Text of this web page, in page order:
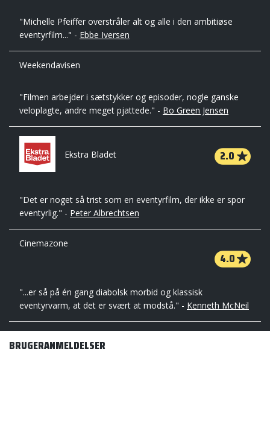
"Michelle Pfeiffer overstråler alt og alle i den ambitiøse
eventyrfilm..." - Ebbe Iversen
Weekendavisen
"Filmen arbejder i sætstykker og episoder, nogle ganske
veloplagte, andre meget pjattede." - Bo Green Jensen
Ekstra Bladet 2.0
"Det er noget så trist som en eventyrfilm, der ikke er spor
eventyrlig." - Peter Albrechtsen
Cinemazone
4.0
"...er så på én gang diabolsk morbid og klassisk
eventyrvarm, at det er svært at modstå." - Kenneth McNeil
BRUGERANMELDELSER